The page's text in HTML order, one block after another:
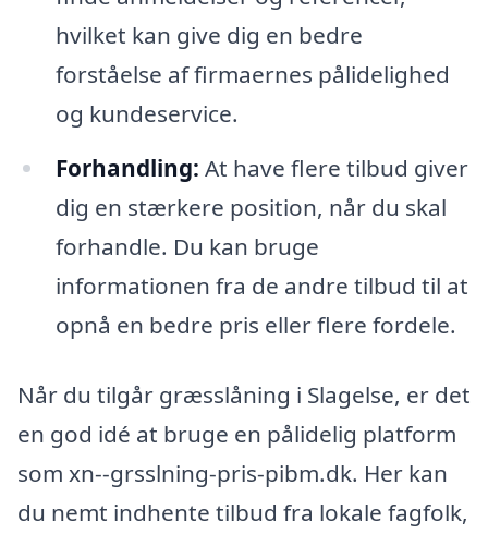
hvilket kan give dig en bedre
forståelse af firmaernes pålidelighed
og kundeservice.
Forhandling: At have flere tilbud giver
dig en stærkere position, når du skal
forhandle. Du kan bruge
informationen fra de andre tilbud til at
opnå en bedre pris eller flere fordele.
Når du tilgår græsslåning i Slagelse, er det
en god idé at bruge en pålidelig platform
som xn--grsslning-pris-pibm.dk. Her kan
du nemt indhente tilbud fra lokale fagfolk,